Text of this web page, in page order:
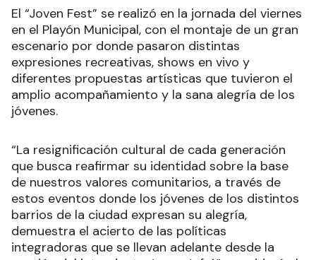
El “Joven Fest” se realizó en la jornada del viernes
en el Playón Municipal, con el montaje de un gran
escenario por donde pasaron distintas
expresiones recreativas, shows en vivo y
diferentes propuestas artísticas que tuvieron el
amplio acompañamiento y la sana alegría de los
jóvenes.
“La resignificación cultural de cada generación
que busca reafirmar su identidad sobre la base
de nuestros valores comunitarios, a través de
estos eventos donde los jóvenes de los distintos
barrios de la ciudad expresan su alegría,
demuestra el acierto de las políticas
integradoras que se llevan adelante desde la